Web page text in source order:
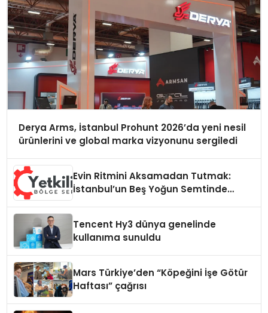
Derya Arms, İstanbul Prohunt 2026’da yeni nesil
ürünlerini ve global marka vizyonunu sergiledi
Evin Ritmini Aksamadan Tutmak:
İstanbul’un Beş Yoğun Semtinde
Tencent Hy3 dünya genelinde
kullanıma sunuldu
Mars Türkiye’den “Köpeğini İşe Götür
Haftası” çağrısı